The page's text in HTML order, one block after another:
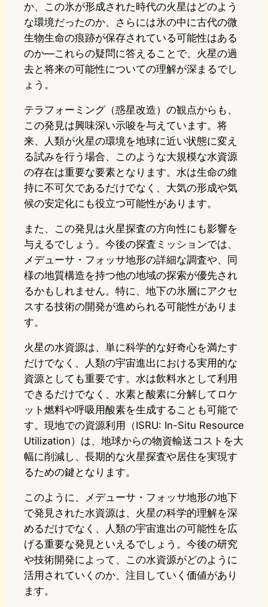
か、この氷が形成された時代の火星はどのよう
な環境だったのか、さらには氷の中に古代の微
生物生命の痕跡が保存されている可能性はある
のか—これらの疑問に答えることで、火星の過
去と将来の可能性についての理解が深まるでし
ょう。
テラフォーミング（惑星改造）の観点からも、
この発見は興味深い示唆を与えています。将
来、人類が火星の環境を地球に近い状態に変え
る試みを行う場合、このような大規模な水資源
の存在は重要な要素となります。水は生命の維
持に不可欠であるだけでなく、大気の形成や気
候の安定化にも役立つ可能性があります。
また、この発見は火星探査の方向性にも影響を
与えるでしょう。今後の探査ミッションでは、
メデューサ・フォッサ地形の詳細な調査や、同
様の地質構造を持つ他の地域の探索が優先され
るかもしれません。特に、地下の氷層にアクセ
スする技術の開発が進められる可能性がありま
す。
火星の水資源は、単に科学的な好奇心を満たす
だけでなく、人類の宇宙進出における実用的な
資源としても重要です。水は飲料水として利用
できるだけでなく、水素と酸素に分解してロケ
ット燃料や呼吸用酸素を生成することも可能で
す。現地での資源利用（ISRU: In-Situ Resource
Utilization）は、地球からの物資輸送コストを大
幅に削減し、長期的な火星探査や居住を実現す
るための鍵となります。
このように、メデューサ・フォッサ地形の地下
で発見された水資源は、火星の科学的理解を深
めるだけでなく、人類の宇宙進出の可能性を広
げる重要な発見といえるでしょう。今後の研究
や技術開発によって、この水資源がどのように
活用されていくのか、注目していく価値があり
ます。